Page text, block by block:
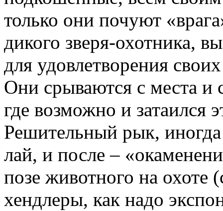
только они почуют
дикого зверя-охотника,
для удовлетворения
Они срываются с места и
где возможно и затаился
Решительный рык,
лай, и после –
позе животного на охоте
хендлеры, как надо